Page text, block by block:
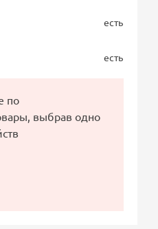
есть
есть
по
выбрав одно